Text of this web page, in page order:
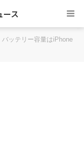
ス
ッテリー容量はiPhone